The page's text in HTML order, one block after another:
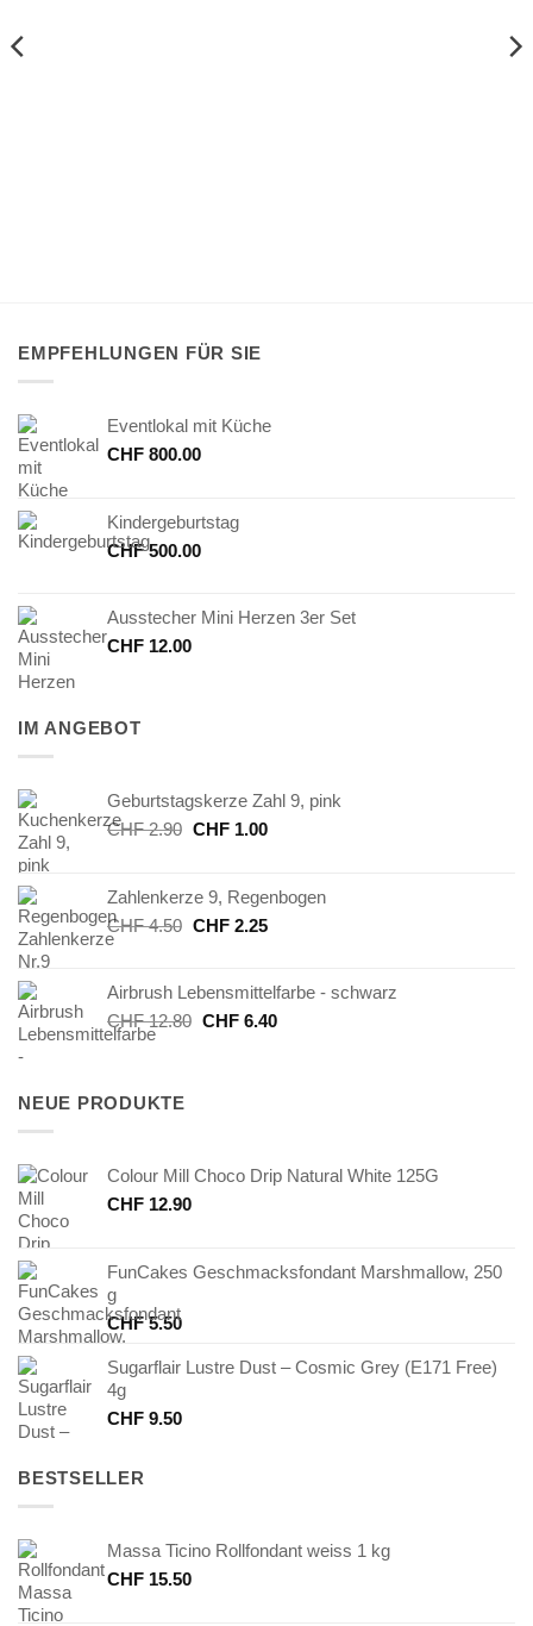
EMPFEHLUNGEN FÜR SIE
Eventlokal mit Küche
CHF 800.00
Kindergeburtstag
CHF500.00
Ausstecher Mini Herzen 3er Set
CHF 12.00
IM ANGEBOT
Geburtstagskerze Zahl 9, pink
CHF2.90 Ursprünglicher
CHF 2.90
CHF1.00Aktueller
CHF 1.00.
Zahlenkerze 9, Regenbogen
CHF4.50 Ursprünglicher
CHF 4.50
CHF2.25Aktueller
CHF 2.25.
Airbrush Lebensmittelfarbe - schwarz
CHF12.80 Ursprünglicher
CHF6.40Aktueller
NEUE PRODUKTE
Colour Mill Choco Drip Natural White 125G
CHF 12.90
FunCakes Geschmacksfondant Marshmallow, 250
g
CHF5.50
Sugarflair Lustre Dust – Cosmic Grey (E171 Free)
4g
CHF 9.50
BESTSELLER
Massa Ticino Rollfondant weiss 1 kg
CHF 15.50